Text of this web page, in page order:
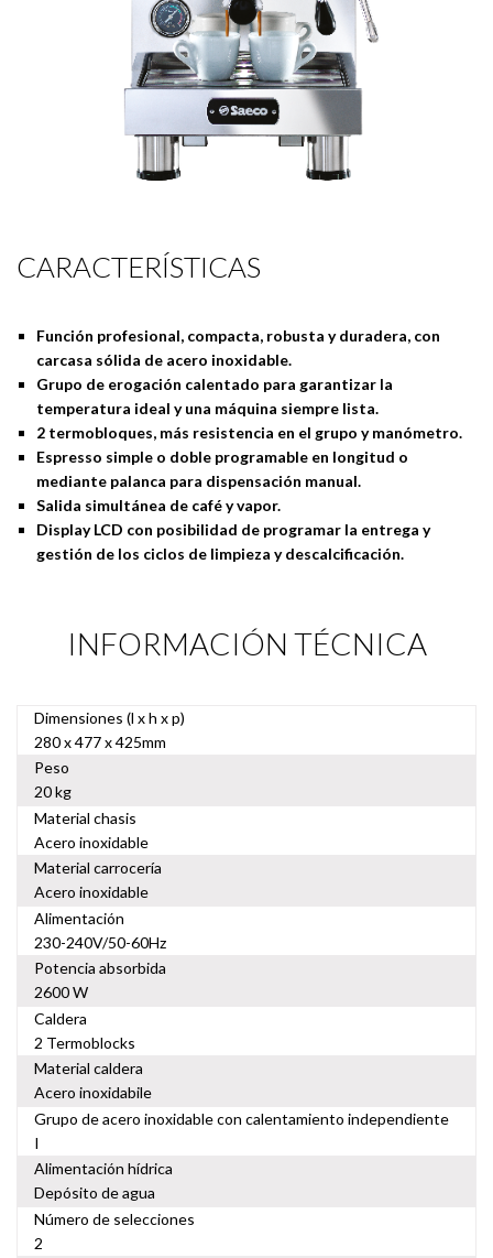
CARACTERÍSTICAS
Función profesional, compacta, robusta y duradera, con
carcasa sólida de acero inoxidable.
Grupo de erogación calentado para garantizar la
temperatura ideal y una máquina siempre lista.
2 termobloques, más resistencia en el grupo y manómetro.
Espresso simple o doble programable en longitud o
mediante palanca para dispensación manual.
Salida simultánea de café y vapor.
Display LCD con posibilidad de programar la entrega y
gestión de los ciclos de limpieza y descalcificación.
INFORMACIÓN TÉCNICA
Dimensiones (l x h x p)
280 x 477 x 425mm
Peso
20 kg
Material chasis
Acero inoxidable
Material carrocería
Acero inoxidable
Alimentación
230-240V/50-60Hz
Potencia absorbida
2600 W
Caldera
2 Termoblocks
Material caldera
Acero inoxidabile
Grupo de acero inoxidable con calentamiento independiente
I
Alimentación hídrica
Depósito de agua
Número de selecciones
2